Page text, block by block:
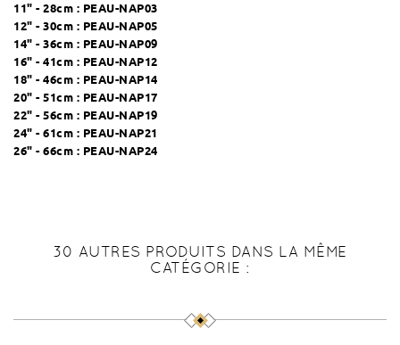
11" - 28cm : PEAU-NAP03
12" - 30cm : PEAU-NAP05
14" - 36cm : PEAU-NAP09
16" - 41cm : PEAU-NAP12
18" - 46cm : PEAU-NAP14
20" - 51cm : PEAU-NAP17
22" - 56cm : PEAU-NAP19
24" - 61cm : PEAU-NAP21
26" - 66cm : PEAU-NAP24
30 AUTRES PRODUITS DANS LA MÊME
CATÉGORIE :